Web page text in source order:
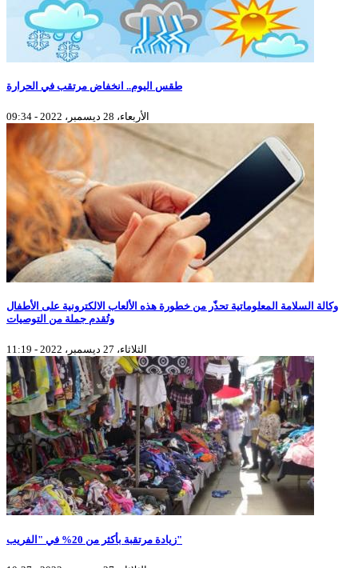
طقس اليوم.. انخفاض مرتقب في الحرارة
الأربعاء، 28 ديسمبر، 2022 - 09:34
وكالة السلامة المعلوماتية تحذّر من خطورة هذه الألعاب الالكترونية على الأطفال
وتُقدم جملة من التوصيات
الثلاثاء، 27 ديسمبر، 2022 - 11:19
زيادة مرتقبة بأكثر من 20% في "الفريب"